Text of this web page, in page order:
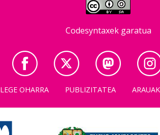
Codesyntaxek garatua
LEGE OHARRA PUBLIZITATEA ARAUAK